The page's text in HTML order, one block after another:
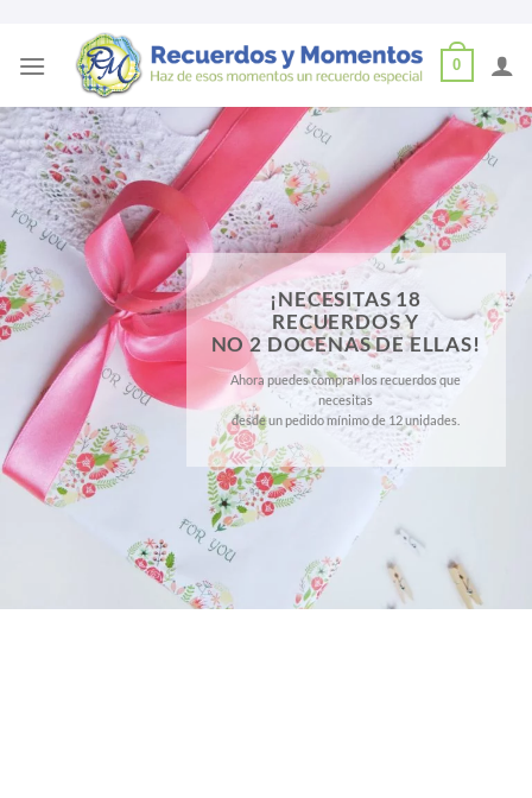
0
¡NECESITAS 18
RECUERDOS Y
NO 2 DOCENAS DE ELLAS!
Ahora puedes comprar los recuerdos que
necesitas
desde un pedido mínimo de 12 unidades.